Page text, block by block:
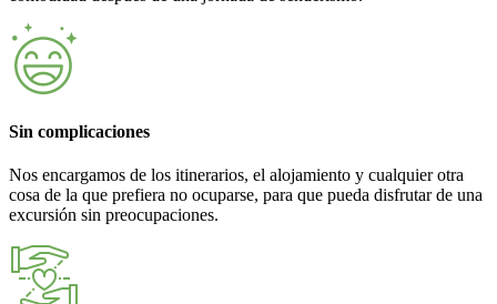
Sin complicaciones
Nos encargamos de los itinerarios, el alojamiento y cualquier otra
cosa de la que prefiera no ocuparse, para que pueda disfrutar de una
excursión sin preocupaciones.